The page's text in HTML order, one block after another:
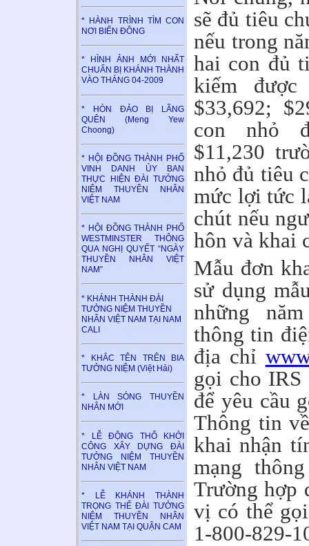
* HÀNH TRÌNH TÌM CON
NƠI BIỂN ĐÔNG
* HÌNH ẢNH MỚI NHẤT
CHUẨN BỊ KHÁNH THÀNH
VÀO THÁNG 04-2009
* HÒN ĐẢO BỊ LÃNG
QUÊN (Meng Yew
Choong)
* HỘI ĐỒNG THÀNH PHỐ
VINH DANH ỦY BAN
THỰC HIỆN ĐÀI TƯỞNG
NIỆM THUYỀN NHÂN
VIỆT NAM
* HỘI ĐỒNG THÀNH PHỐ
WESTMINSTER THÔNG
QUA NGHỊ QUYẾT “NGÀY
THUYỀN NHÂN VIỆT
NAM”
* KHÁNH THÀNH ĐÀI
TƯỞNG NIỆM THUYỀN
NHÂN VIỆT NAM TẠI NAM
CALI
* KHẮC TÊN TRÊN BIA
TƯỞNG NIỆM (Việt Hải)
* LÀN SÓNG THUYỀN
NHÂN MỚI
* LỄ ĐỘNG THỔ KHỞI
CÔNG XÂY DỰNG ĐÀI
TƯỞNG NIỆM THUYỀN
NHÂN VIỆT NAM
* LỄ KHÁNH THÀNH
TRỌNG THỂ ĐÀI TƯỞNG
NIỆM THUYỀN NHÂN
VIỆT NAM TẠI QUẬN CAM
sẽ đủ tiêu
nếu trong
hai con đủ
kiếm
$33,692;
con nhỏ
$11,230
nhỏ đủ tiêu
mức lợi tức
chút nếu
hôn và khai
Mẫu đơn
sử dụng
những
thông tin
địa chỉ
gọi cho IRS
để yêu cầu
Thông tin
khai nhận
mạng
Trường hợp
vị có thể
1-800-829-